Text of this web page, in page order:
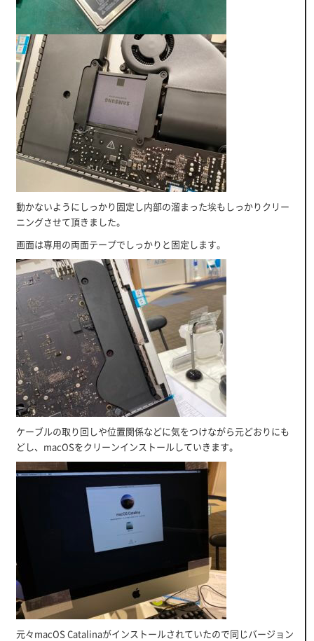
動かないようにしっかり固定し内部の溜まった埃もしっかりクリー
ニングさせて頂きました。
画面は専用の両面テープでしっかりと固定します。
ケーブルの取り回しや位置関係などに気をつけながら元どおりにも
どし、macOSをクリーンインストールしていきます。
元々macOS Catalinaがインストールされていたので同じバージョン